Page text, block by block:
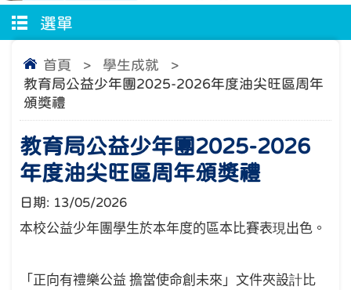
選單
首頁 > 學生成就
>
教育局公益少年團2025-2026年度油尖旺區周年
頒獎禮
教育局公益少年團2025-2026
年度油尖旺區周年頒獎禮
日期: 13/05/2026
本校公益少年團學生於本年度的區本比賽表現出色。
「正向有禮樂公益 擔當使命創未來」文件夾設計比